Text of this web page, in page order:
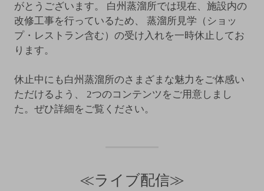
がとうございます。
白州蒸溜所では現在、施設内の
改修工事を行っているため、
蒸溜所見学（ショッ
プ・レストラン含む）の受け入れを一時休止してお
ります。
休止中にも白州蒸溜所のさまざまな魅力をご体感い
ただけるよう、
2つのコンテンツをご用意しまし
た。ぜひ詳細をご覧ください。
≪ライブ配信≫